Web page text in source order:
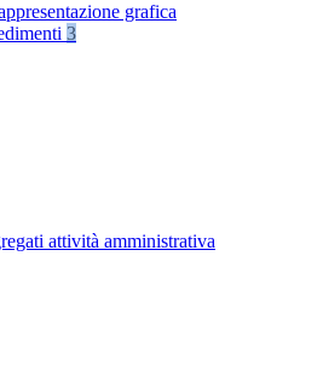
grafica
3
attività amministrativa